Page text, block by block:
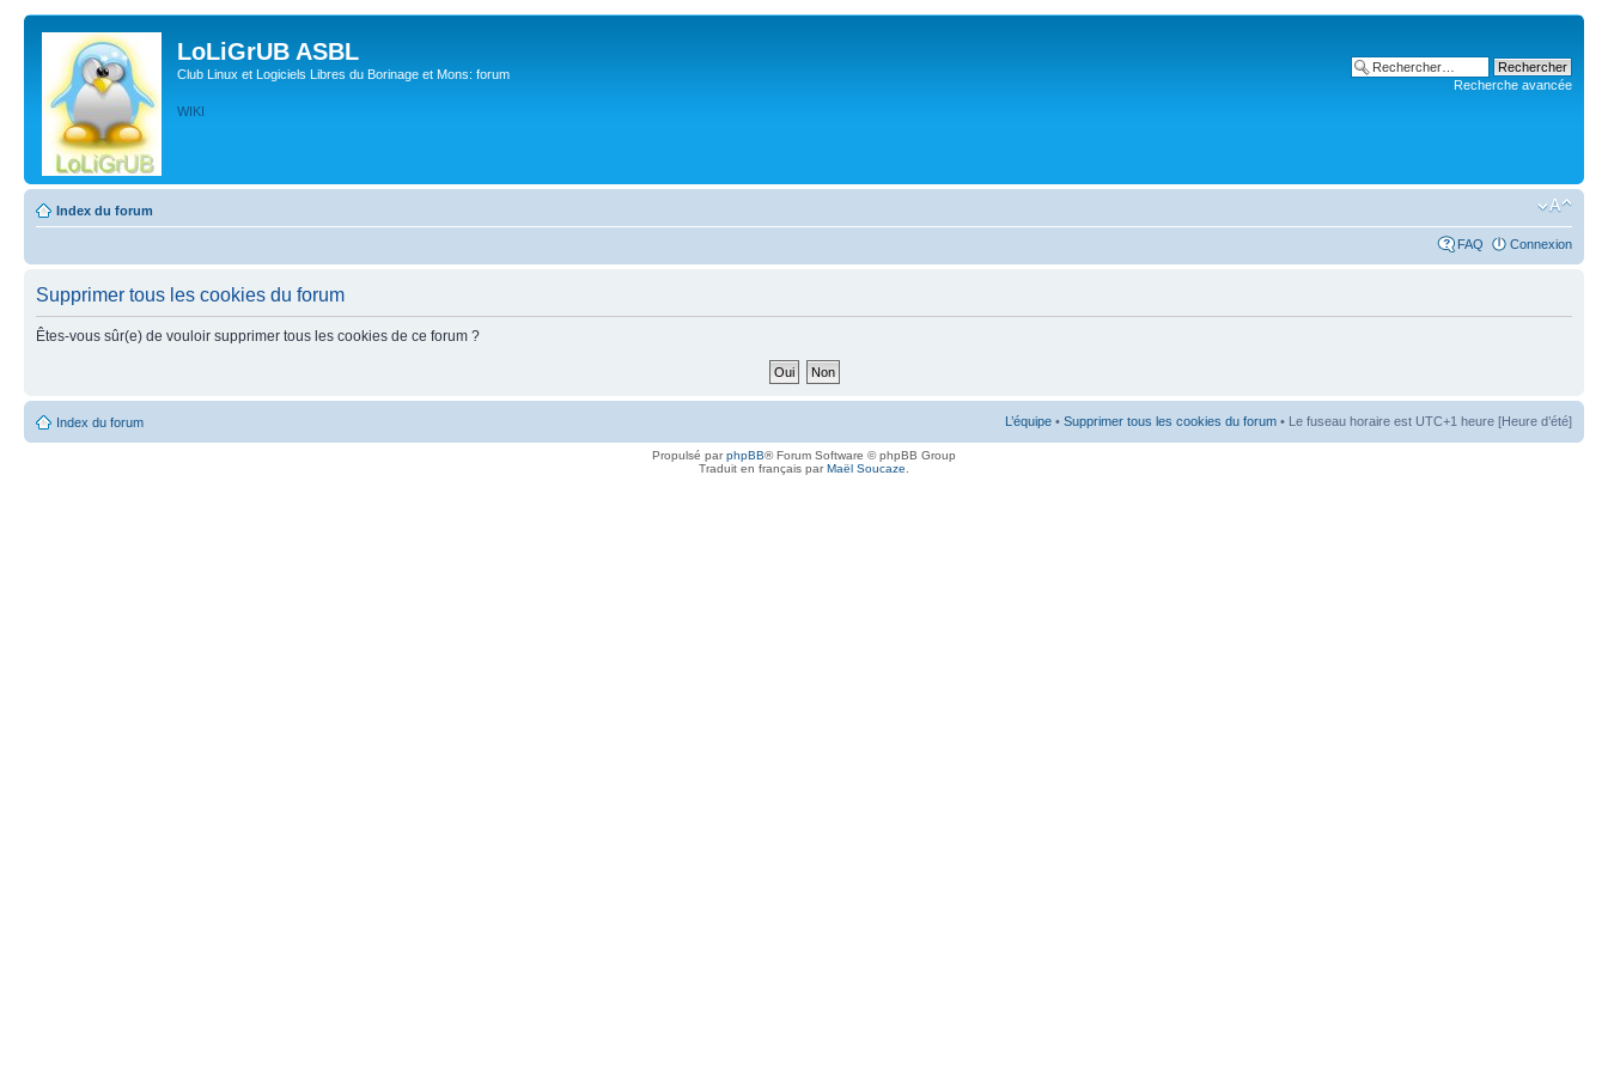
LoLiGrUB ASBL
Club Linux et Logiciels Libres du Borinage et Mons: forum
WIKI
Recherche avancée
Index du forum
FAQ Connexion
Supprimer tous les cookies du forum
Êtes-vous sûr(e) de vouloir supprimer tous les cookies de ce forum ?
Index du forum L’équipe • Supprimer tous les cookies du forum • Le fuseau horaire est UTC+1 heure [Heure d’été]
Propulsé parphpBB® Forum Software © phpBB Group
Traduit en français parMaël Soucaze